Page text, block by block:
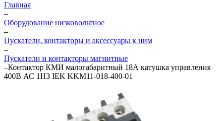
Главная
–
Оборудование низковольтное
–
Пускатели, контакторы и аксессуары к ним
–
Пускатели и контакторы магнитные
–Контактор КМИ малогабаритный 18А катушка управления
400В АС 1НЗ IEK KKM11-018-400-01